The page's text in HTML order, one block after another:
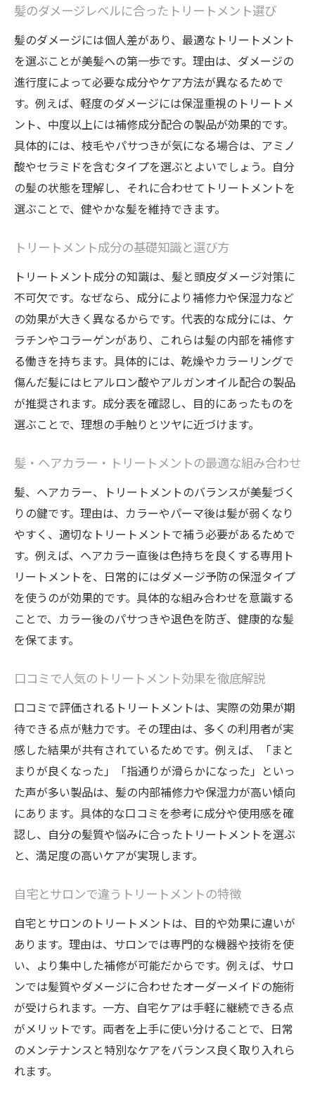
髪のダメージレベルに合ったトリートメント選び
髪のダメージには個人差があり、最適なトリートメント
を選ぶことが美髪への第一歩です。理由は、ダメージの
進行度によって必要な成分やケア方法が異なるためで
す。例えば、軽度のダメージには保湿重視のトリートメ
ント、中度以上には補修成分配合の製品が効果的です。
具体的には、枝毛やパサつきが気になる場合は、アミノ
酸やセラミドを含むタイプを選ぶとよいでしょう。自分
の髪の状態を理解し、それに合わせてトリートメントを
選ぶことで、健やかな髪を維持できます。
トリートメント成分の基礎知識と選び方
トリートメント成分の知識は、髪と頭皮ダメージ対策に
不可欠です。なぜなら、成分により補修力や保湿力など
の効果が大きく異なるからです。代表的な成分には、ケ
ラチンやコラーゲンがあり、これらは髪の内部を補修す
る働きを持ちます。具体的には、乾燥やカラーリングで
傷んだ髪にはヒアルロン酸やアルガンオイル配合の製品
が推奨されます。成分表を確認し、目的にあったものを
選ぶことで、理想の手触りとツヤに近づけます。
髪・ヘアカラー・トリートメントの最適な組み合わせ
髪、ヘアカラー、トリートメントのバランスが美髪づく
りの鍵です。理由は、カラーやパーマ後は髪が弱くなり
やすく、適切なトリートメントで補う必要があるためで
す。例えば、ヘアカラー直後は色持ちを良くする専用ト
リートメントを、日常的にはダメージ予防の保湿タイプ
を使うのが効果的です。具体的な組み合わせを意識する
ことで、カラー後のパサつきや退色を防ぎ、健康的な髪
を保てます。
口コミで人気のトリートメント効果を徹底解説
口コミで評価されるトリートメントは、実際の効果が期
待できる点が魅力です。その理由は、多くの利用者が実
感した結果が共有されているためです。例えば、「まと
まりが良くなった」「指通りが滑らかになった」といっ
た声が多い製品は、髪の内部補修力や保湿力が高い傾向
にあります。具体的な口コミを参考に成分や使用感を確
認し、自分の髪質や悩みに合ったトリートメントを選ぶ
と、満足度の高いケアが実現します。
自宅とサロンで違うトリートメントの特徴
自宅とサロンのトリートメントは、目的や効果に違いが
あります。理由は、サロンでは専門的な機器や技術を使
い、より集中した補修が可能だからです。例えば、サロ
ンでは髪質やダメージに合わせたオーダーメイドの施術
が受けられます。一方、自宅ケアは手軽に継続できる点
がメリットです。両者を上手に使い分けることで、日常
のメンテナンスと特別なケアをバランス良く取り入れら
れます。